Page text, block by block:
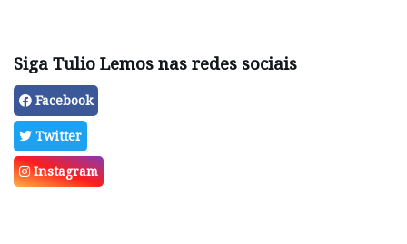
Siga Tulio Lemos nas redes sociais
Facebook
Twitter
Instagram